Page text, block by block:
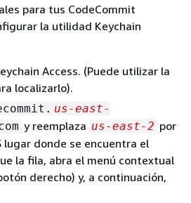
para tus CodeCommit
la utilidad Keychain
Access. (Puede utilizar la
localizarlo).
us-east-
y reemplaza us-east-2 por
lugar donde se encuentra el
la fila, abra el menú contextual
derecho) y, a continuación,